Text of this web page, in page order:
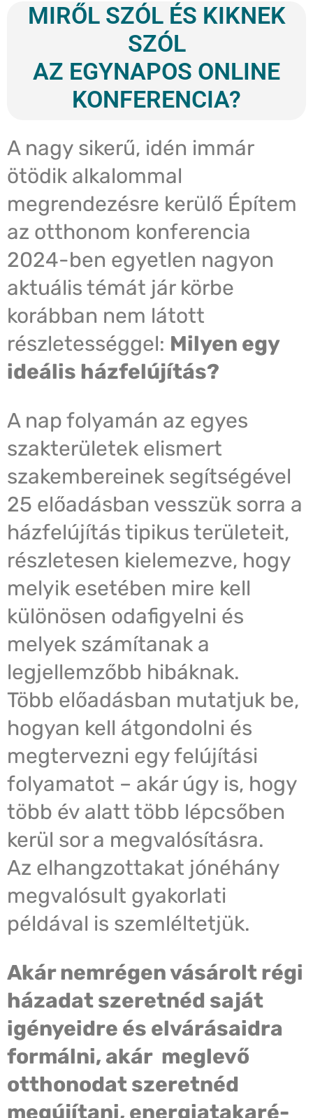
MIRŐL SZÓL ÉS KIKNEK
SZÓL
AZ EGYNAPOS ONLINE
KONFERENCIA?
A nagy sikerű, idén immár
ötödik alkalommal
megrendezésre kerülő Építem
az otthonom konferencia
2024-ben egyetlen nagyon
aktuális témát jár körbe
korábban nem látott
részletességgel: Milyen egy
ideális házfelújítás?
A nap folyamán az egyes
szakterületek elismert
szakembereinek segítségével
25 előadásban vesszük sorra a
házfelújítás tipikus területeit,
részletesen kielemezve, hogy
melyik esetében mire kell
különösen odafigyelni és
melyek számítanak a
legjellemzőbb hibáknak.
Több előadásban mutatjuk be,
hogyan kell átgondolni és
megtervezni egy felújítási
folyamatot – akár úgy is, hogy
több év alatt több lépcsőben
kerül sor a megvalósításra.
Az elhangzottakat jónéhány
megvalósult gyakorlati
példával is szemléltetjük.
Akár nemrégen vásárolt régi
házadat szeretnéd saját
igényeidre és elvárásaidra
formálni, akár meglevő
otthonodat szeretnéd
megújítani, energiatakaré-